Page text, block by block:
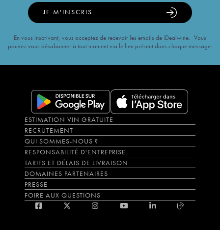
JE M'INSCRIS
En vous inscrivant, vous acceptez de recevoir les emails de iDealwine. Vous
pouvez vous désabonner à tout moment via le lien présent dans chaque message.
ESTIMATION VIN GRATUITE
RECRUTEMENT
QUI SOMMES-NOUS ?
RESPONSABILITÉ D'ENTREPRISE
TARIFS ET DÉLAIS DE LIVRAISON
DOMAINES PARTENAIRES
PRESSE
FOIRE AUX QUESTIONS